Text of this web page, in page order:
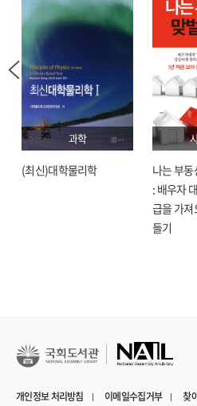
과학
(최신)대학물리학
나는 부
: 배우자
급을 가져
들기
개인정보 처리방침 이메일수집거부 찾